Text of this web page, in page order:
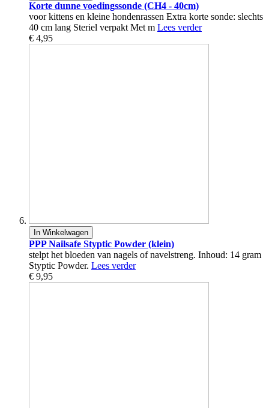
Korte dunne voedingssonde (CH4 - 40cm)
voor kittens en kleine hondenrassen Extra korte sonde: slechts
40 cm lang Steriel verpakt Met m Lees verder
€ 4,95
In Winkelwagen
PPP Nailsafe Styptic Powder (klein)
stelpt het bloeden van nagels of navelstreng. Inhoud: 14 gram
Styptic Powder. Lees verder
€ 9,95